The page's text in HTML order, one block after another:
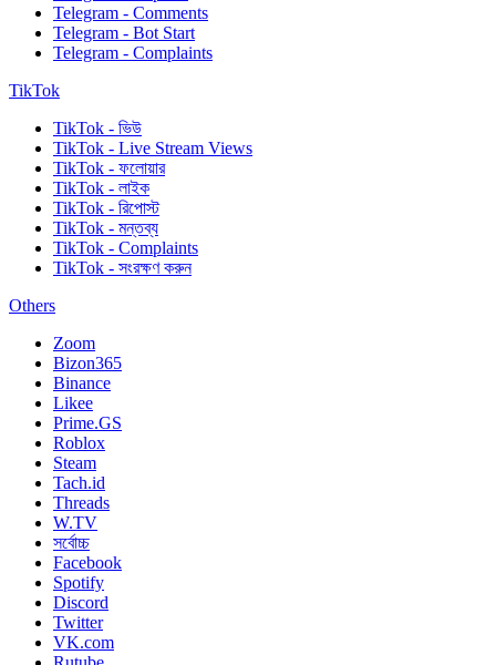
Telegram - Comments
Telegram - Bot Start
Telegram - Complaints
TikTok
TikTok - ভিউ
TikTok - Live Stream Views
TikTok - ফলোয়ার
TikTok - লাইক
TikTok - রিপোস্ট
TikTok - মন্তব্য
TikTok - Complaints
TikTok - সংরক্ষণ করুন
Others
Zoom
Bizon365
Binance
Likee
Prime.GS
Roblox
Steam
Tach.id
Threads
W.TV
সর্বোচ্চ
Facebook
Spotify
Discord
Twitter
VK.com